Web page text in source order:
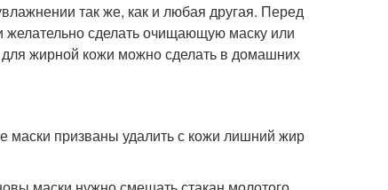
так же, как и любая другая. Перед
сделать очищающую маску или
жирной кожи можно сделать в домашних
призваны удалить с кожи лишний жир